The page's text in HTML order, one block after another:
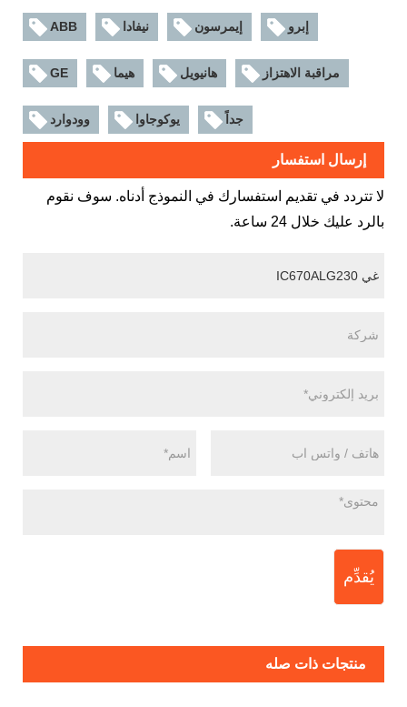
ABB نيفادا إيمرسون إبرو
GE هيما هانيويل مراقبة الاهتزاز
وودوارد يوكوجاوا جداً
إرسال استفسار
لا تتردد في تقديم استفسارك في النموذج أدناه. سوف نقوم
بالرد عليك خلال 24 ساعة.
يُقدِّم
منتجات ذات صله